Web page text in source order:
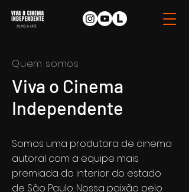
Quem somos
Viva o Cinema
Independente
Somos uma produtora de cinema
autoral com a equipe mais
premiada do interior do estado
de São Paulo. Nossa paixão pelo